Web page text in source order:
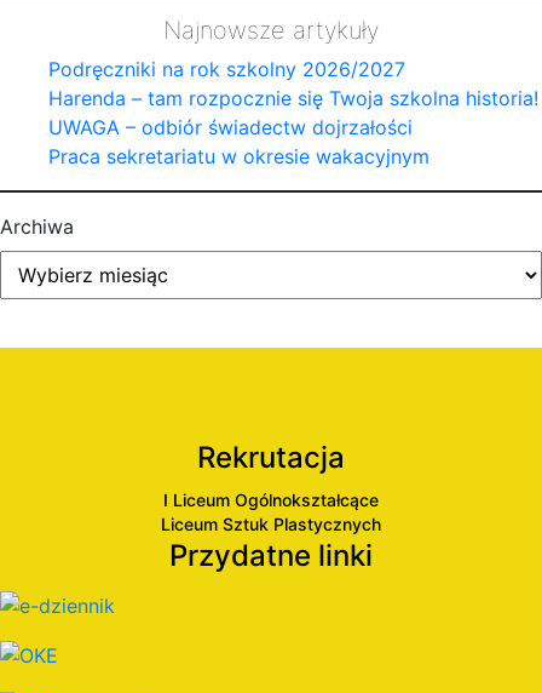
Najnowsze artykuły
Podręczniki na rok szkolny 2026/2027
Harenda – tam rozpocznie się Twoja szkolna historia!
UWAGA – odbiór świadectw dojrzałości
Praca sekretariatu w okresie wakacyjnym
Archiwa
Rekrutacja
I Liceum Ogólnokształcące
Liceum Sztuk Plastycznych
Przydatne linki